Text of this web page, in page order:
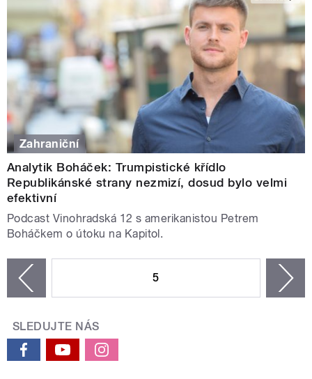
Zahraniční
Analytik Boháček: Trumpistické křídlo
Republikánské strany nezmizí, dosud bylo velmi
efektivní
Podcast Vinohradská 12 s amerikanistou Petrem
Boháčkem o útoku na Kapitol.
5
SLEDUJTE NÁS